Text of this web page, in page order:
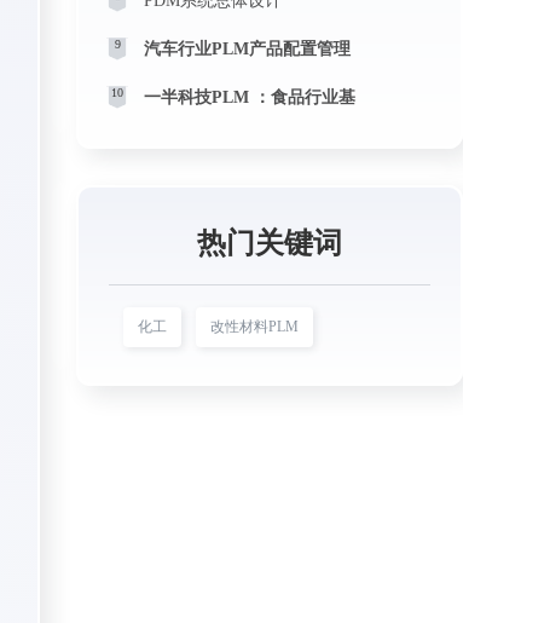
9 汽车行业PLM产品配置管理
10 一半科技PLM ：食品行业基
热门关键词
化工 改性材料PLM